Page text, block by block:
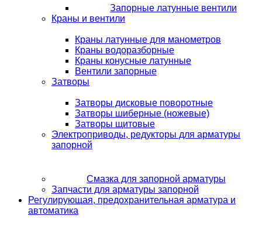
Запорные латунные вентили
Краны и вентили
Краны латунные для манометров
Краны водоразборные
Краны конусные латунные
Вентили запорные
Затворы
Затворы дисковые поворотные
Затворы шиберные (ножевые)
Затворы щитовые
Электроприводы, редукторы для арматуры
запорной
Смазка для запорной арматуры
Запчасти для арматуры запорной
Регулирующая, предохранительная арматура и
автоматика